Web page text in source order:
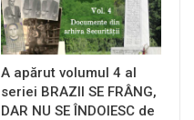
A apărut volumul 4 al
seriei BRAZII SE FRÂNG,
DAR NU SE ÎNDOIESC de